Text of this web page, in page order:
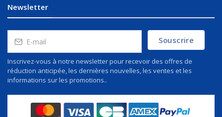
Newsletter
Souscrire
Inscrivez-vous à notre newsletter pour recevoir des offres de
réduction anticipée, les dernières nouvelles, les ventes et les
informations sur les promotions..